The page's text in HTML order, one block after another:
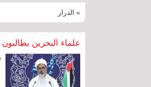
» الدراز
علماء البحرين